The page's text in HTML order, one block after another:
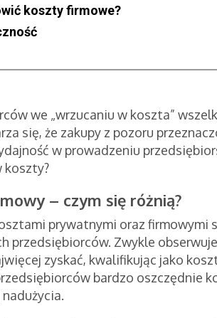
koszty firmowe?
we „wrzucaniu w koszta”
się, że zakupy z pozoru
w prowadzeniu
koszty?
– czym się różnią?
prywatnymi oraz firmowymi
przedsiębiorców. Zwykle
zyskać, kwalifikując jako
bardzo oszczędnie